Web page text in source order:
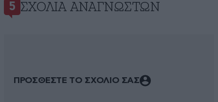
5 ΣΧΌΛΙΑ ΑΝΑΓΝΩΣΤΏΝ
ΠΡΟΣΘΕΣΤΕ ΤΟ ΣΧΟΛΙΟ ΣΑΣ